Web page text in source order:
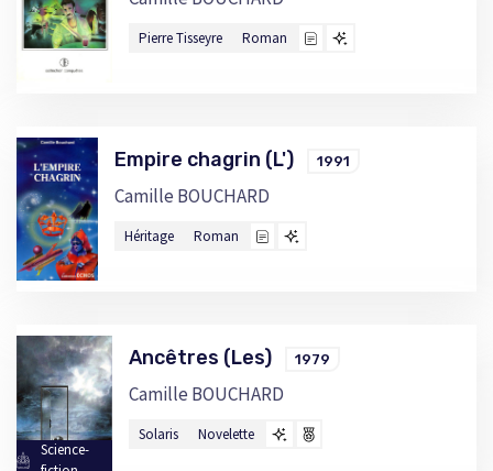
Pierre Tisseyre Roman
Empire chagrin (L') 1991
Camille BOUCHARD
Héritage Roman
Science-
Ancêtres (Les) 1979
Camille BOUCHARD
Solaris Novelette